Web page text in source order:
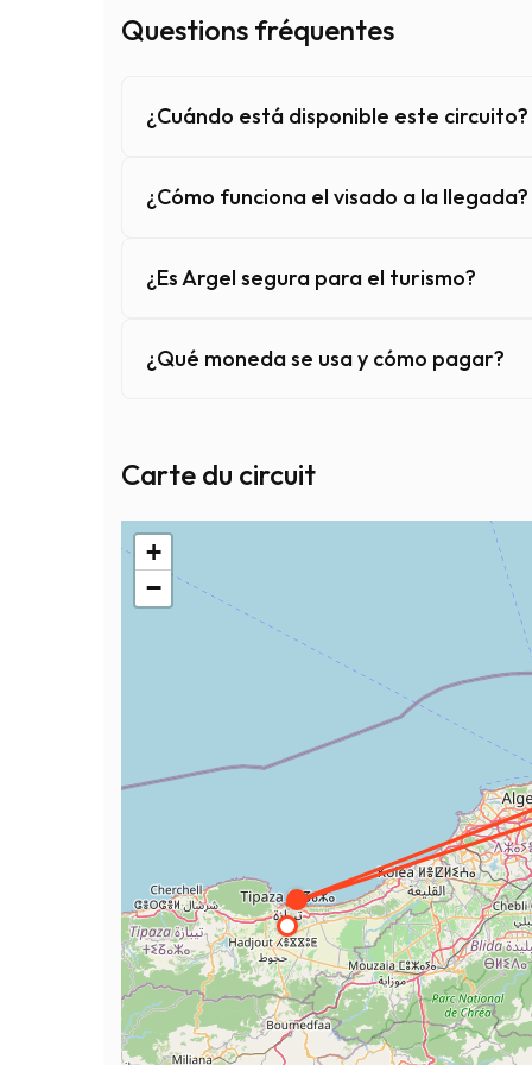
Questions fréquentes
¿Cuándo está disponible este circuito?
¿Cómo funciona el visado a la llegada?
¿Es Argel segura para el turismo?
¿Qué moneda se usa y cómo pagar?
Argel es una ciudad que se visita en
La agencia gestiona todo el trámite desde la
• Formulario + pasaporte → laissez-passer en
• A la llegada en el aeropuerto de Argel:
¿Es Argel segura para el turismo?
Argel es una ciudad segura para los turistas,
La Casbah requiere un guía para no
¿Qué moneda se usa y cómo pagar?
La moneda oficial es el Dinar Argelino (DZD).
Cambia algo de dinero a la llegada para los
Carte du circuit
3
+
−